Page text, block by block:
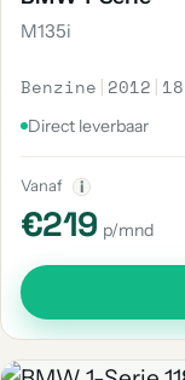
M135i
Benzine | 2012 |
Direct leverbaar
Vanaf i
€219 p/mnd